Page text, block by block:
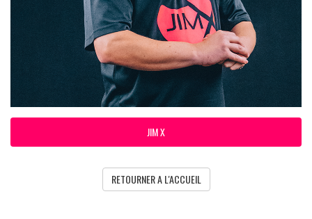
JIM X
RETOURNER A L'ACCUEIL